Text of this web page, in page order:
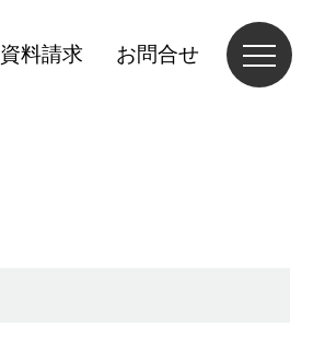
資料請求 お問合せ